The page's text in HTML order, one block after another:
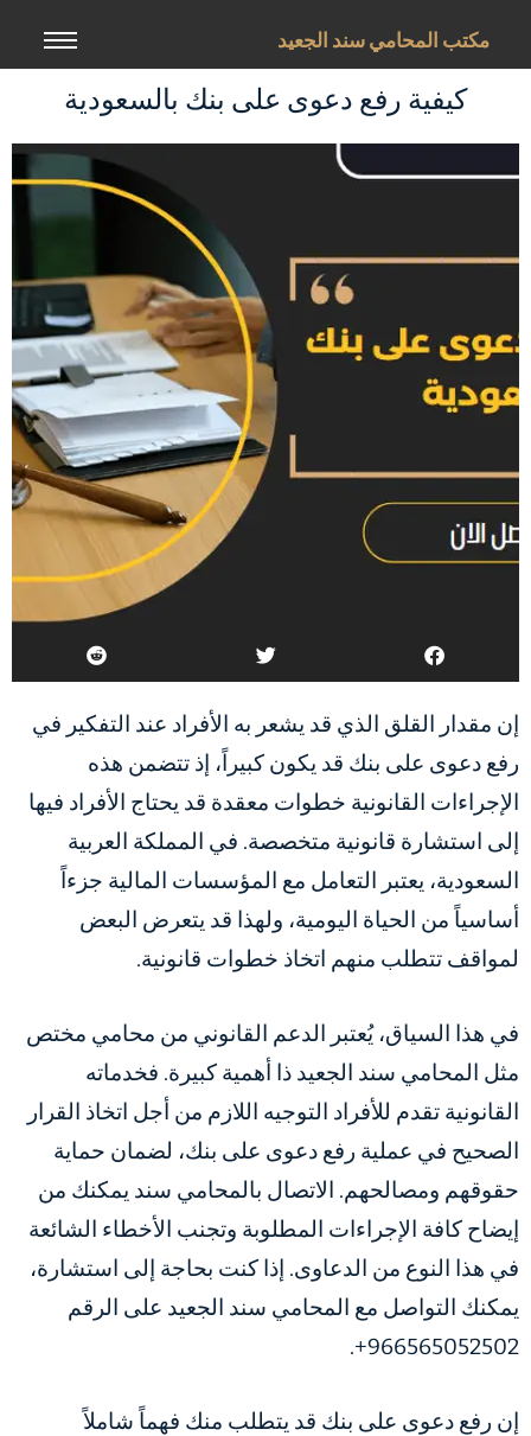
مكتب المحامي سند الجعيد
كيفية رفع دعوى على بنك بالسعودية
إن مقدار القلق الذي قد يشعر به الأفراد عند التفكير في
رفع دعوى على بنك قد يكون كبيراً، إذ تتضمن هذه
الإجراءات القانونية خطوات معقدة قد يحتاج الأفراد فيها
إلى استشارة قانونية متخصصة. في المملكة العربية
السعودية، يعتبر التعامل مع المؤسسات المالية جزءاً
أساسياً من الحياة اليومية، ولهذا قد يتعرض البعض
لمواقف تتطلب منهم اتخاذ خطوات قانونية.
في هذا السياق، يُعتبر الدعم القانوني من محامي مختص
مثل المحامي سند الجعيد ذا أهمية كبيرة. فخدماته
القانونية تقدم للأفراد التوجيه اللازم من أجل اتخاذ القرار
الصحيح في عملية رفع دعوى على بنك، لضمان حماية
حقوقهم ومصالحهم. الاتصال بالمحامي سند يمكنك من
إيضاح كافة الإجراءات المطلوبة وتجنب الأخطاء الشائعة
في هذا النوع من الدعاوى. إذا كنت بحاجة إلى استشارة،
يمكنك التواصل مع المحامي سند الجعيد على الرقم
966565052502+.
إن رفع دعوى على بنك قد يتطلب منك فهماً شاملاً